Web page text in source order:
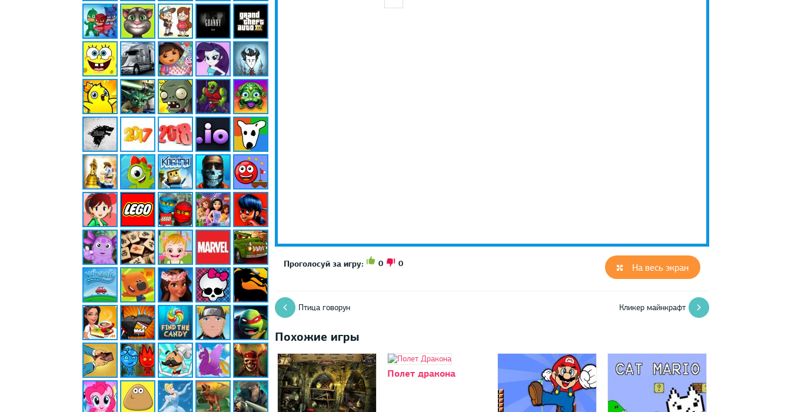
На весь экран
Проголосуй за игру: 0 0
Птица говорун Кликер майнкрафт
Похожие игры
Полет дракона